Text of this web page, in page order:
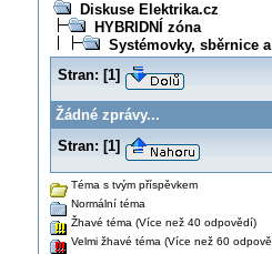
Diskuse Elektrika.cz
HYBRIDNÍ zóna
Systémovky, sběrnice
Stran: [1]
Žádné zprávy...
Stran: [1]
Téma s tvým příspěvkem
Normální téma
Žhavé téma (Více než 40 odpovědí)
Velmi žhavé téma (Více než 60